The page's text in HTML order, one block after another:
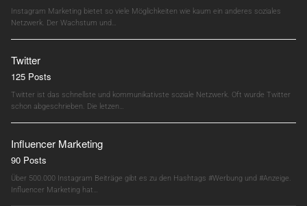
Instagram Marketing bietet so viele Möglichkeiten wie kaum ein anderes soziales
Netzwerk. Der Wachstum und…
Twitter
125 Posts
Twitter ist das schnellste und kommunikativste soziale Netzwerk. Oft wurde Twitter
schon abgeschrieben. Die letzen…
Influencer Marketing
90 Posts
Über 500.000 Instagram Beiträge gibt es zu den Hashtags #Werbung und #Anzeige.
Influencer Marketing hat…